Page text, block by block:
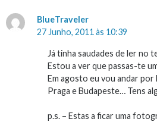
BlueTraveler
27 Junho, 2011 às 10:39
Já tinha saudades de ler no
Estou a ver que passas-te
Em agosto eu vou andar por
Praga e Budapeste… Tens
p.s. – Estas a ficar uma